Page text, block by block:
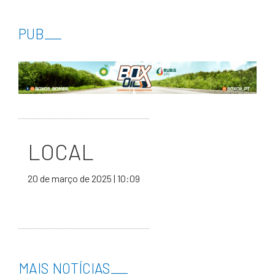
PUB
LOCAL
20 de março de 2025 | 10:09
MAIS NOTÍCIAS